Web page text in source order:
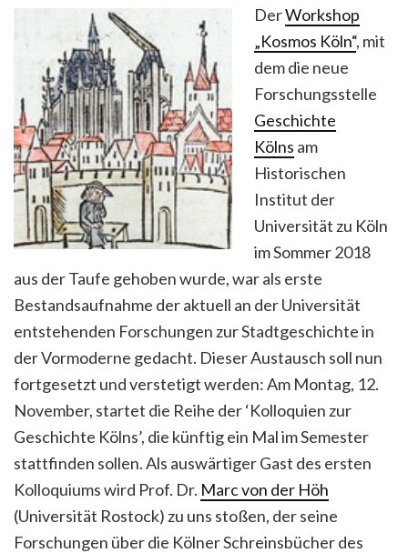
DerWorkshop
„Kosmos Köln“, mit
dem die neue
Forschungsstelle
Geschichte
Kölns am
Historischen
Institut der
Universität zu Köln
im Sommer 2018
aus der Taufe gehoben wurde, war als erste
Bestandsaufnahme der aktuell an der Universität
entstehenden Forschungen zur Stadtgeschichte in
der Vormoderne gedacht. Dieser Austausch soll nun
fortgesetzt und verstetigt werden: Am Montag, 12.
November, startet die Reihe der ‘Kolloquien zur
Geschichte Kölns’, die künftig ein Mal im Semester
stattfinden sollen.Als auswärtiger Gast des ersten
Kolloquiums wird Prof. Dr. Marc von der Höh
(Universität Rostock) zu uns stoßen, der seine
Forschungen über die Kölner Schreinsbücher des